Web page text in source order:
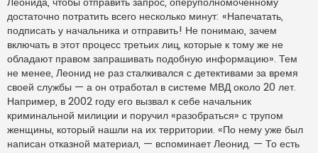
достаточно потратить всего несколько минут: «Напечатать,
подписать у начальника и отправить! Не понимаю, зачем
включать в этот процесс третьих лиц, которые к тому же не
обладают правом запрашивать подобную информацию». Тем
не менее, Леонид не раз сталкивался с детективами за время
своей службы — а он отработал в системе МВД около 20 лет.
Например, в 2002 году его вызвал к себе начальник
криминальной милиции и поручил «разобраться» с трупом
женщины, который нашли на их территории. «По нему уже был
написан отказной материал, — вспоминает Леонид. — То есть